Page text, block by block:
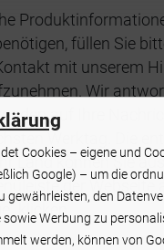
füllen Sie
mit unserem
Wir
auf Ihre
Land können Sie
der Webseite
klicken.
Cookies – eigene und
Google) – um die
gewährleisten, den
Werbung zu
werden, können von